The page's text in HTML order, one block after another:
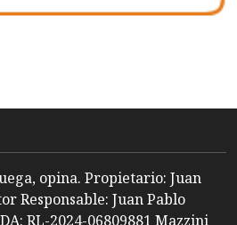
opina. Propietario: Juan
Responsable: Juan Pablo
RL-2024-06809881 Mazzini